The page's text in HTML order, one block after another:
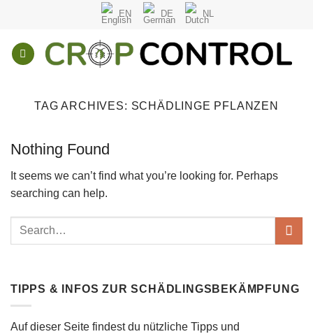
content
EN DE NL
TAG ARCHIVES: SCHÄDLINGE PFLANZEN
TIPPS & INFOS ZUR SCHÄDLINGSBEKÄMPFUNG
Auf dieser Seite findest du nützliche Tipps und
Nothing Found
It seems we can’t find what you’re looking for. Perhaps
searching can help.